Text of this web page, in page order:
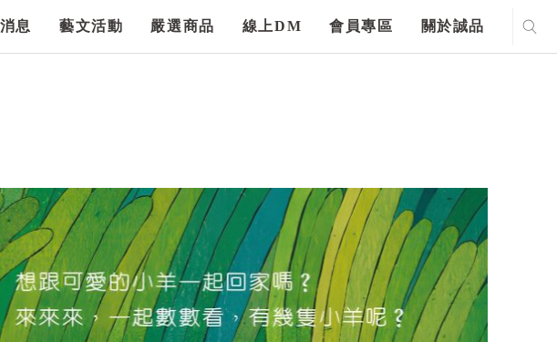
息 藝文活動 嚴選商品 線上DM 會員專區 關於誠品